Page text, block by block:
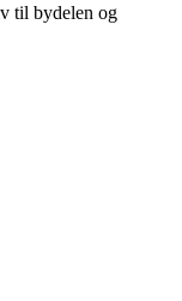
til bydelen og